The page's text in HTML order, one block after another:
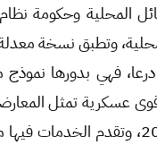
المحلية وحكومة
وتطبق نسخة
فهي بدورها
عسكرية تمثل
دخلت، بوساطة روسية، في مصالحات مع حكومة نظام الأسد في